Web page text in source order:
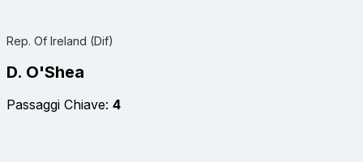
Rep. Of Ireland (Dif)
D. O'Shea
Passaggi Chiave: 4